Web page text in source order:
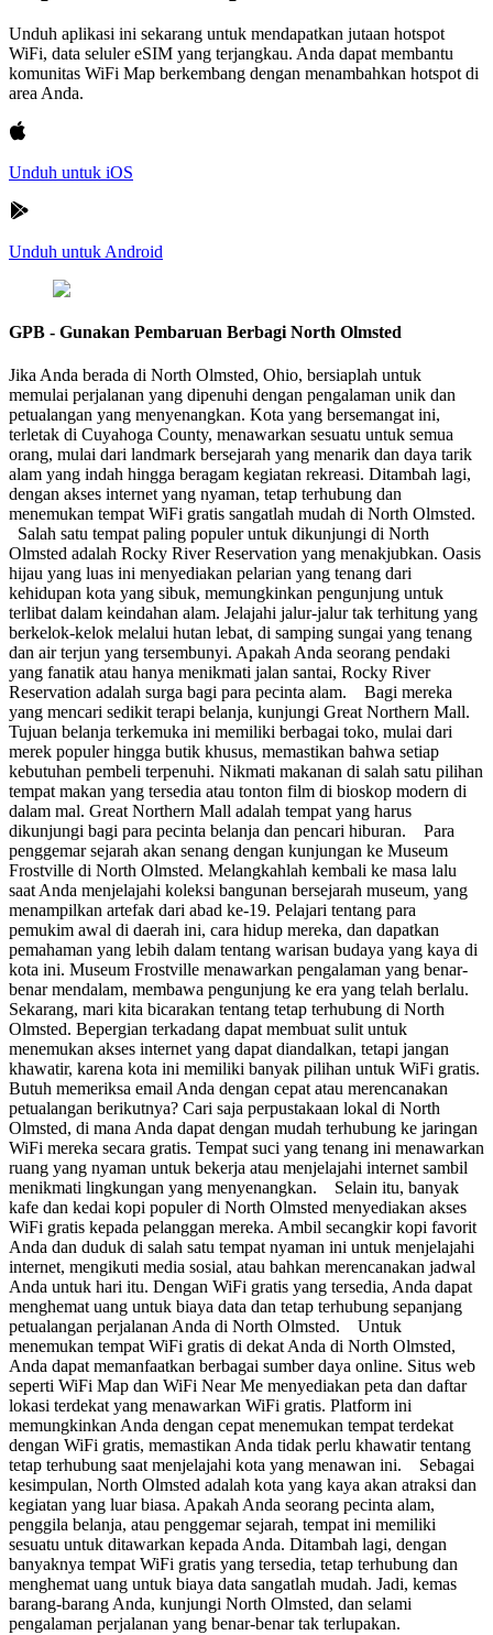
Unduh aplikasi ini sekarang untuk mendapatkan jutaan hotspot
WiFi, data seluler eSIM yang terjangkau. Anda dapat membantu
komunitas WiFi Map berkembang dengan menambahkan hotspot di
area Anda.
Unduh untuk iOS
Unduh untuk Android
GPB - Gunakan Pembaruan Berbagi North Olmsted
Jika Anda berada di North Olmsted, Ohio, bersiaplah untuk
memulai perjalanan yang dipenuhi dengan pengalaman unik dan
petualangan yang menyenangkan. Kota yang bersemangat ini,
terletak di Cuyahoga County, menawarkan sesuatu untuk semua
orang, mulai dari landmark bersejarah yang menarik dan daya tarik
alam yang indah hingga beragam kegiatan rekreasi. Ditambah lagi,
dengan akses internet yang nyaman, tetap terhubung dan
menemukan tempat WiFi gratis sangatlah mudah di North Olmsted.
Salah satu tempat paling populer untuk dikunjungi di North
Olmsted adalah Rocky River Reservation yang menakjubkan. Oasis
hijau yang luas ini menyediakan pelarian yang tenang dari
kehidupan kota yang sibuk, memungkinkan pengunjung untuk
terlibat dalam keindahan alam. Jelajahi jalur-jalur tak terhitung yang
berkelok-kelok melalui hutan lebat, di samping sungai yang tenang
dan air terjun yang tersembunyi. Apakah Anda seorang pendaki
yang fanatik atau hanya menikmati jalan santai, Rocky River
Reservation adalah surga bagi para pecinta alam. Bagi mereka
yang mencari sedikit terapi belanja, kunjungi Great Northern Mall.
Tujuan belanja terkemuka ini memiliki berbagai toko, mulai dari
merek populer hingga butik khusus, memastikan bahwa setiap
kebutuhan pembeli terpenuhi. Nikmati makanan di salah satu pilihan
tempat makan yang tersedia atau tonton film di bioskop modern di
dalam mal. Great Northern Mall adalah tempat yang harus
dikunjungi bagi para pecinta belanja dan pencari hiburan. Para
penggemar sejarah akan senang dengan kunjungan ke Museum
Frostville di North Olmsted. Melangkahlah kembali ke masa lalu
saat Anda menjelajahi koleksi bangunan bersejarah museum, yang
menampilkan artefak dari abad ke-19. Pelajari tentang para
pemukim awal di daerah ini, cara hidup mereka, dan dapatkan
pemahaman yang lebih dalam tentang warisan budaya yang kaya di
kota ini. Museum Frostville menawarkan pengalaman yang benar-
benar mendalam, membawa pengunjung ke era yang telah berlalu.
Sekarang, mari kita bicarakan tentang tetap terhubung di North
Olmsted. Bepergian terkadang dapat membuat sulit untuk
menemukan akses internet yang dapat diandalkan, tetapi jangan
khawatir, karena kota ini memiliki banyak pilihan untuk WiFi gratis.
Butuh memeriksa email Anda dengan cepat atau merencanakan
petualangan berikutnya? Cari saja perpustakaan lokal di North
Olmsted, di mana Anda dapat dengan mudah terhubung ke jaringan
WiFi mereka secara gratis. Tempat suci yang tenang ini menawarkan
ruang yang nyaman untuk bekerja atau menjelajahi internet sambil
menikmati lingkungan yang menyenangkan. Selain itu, banyak
kafe dan kedai kopi populer di North Olmsted menyediakan akses
WiFi gratis kepada pelanggan mereka. Ambil secangkir kopi favorit
Anda dan duduk di salah satu tempat nyaman ini untuk menjelajahi
internet, mengikuti media sosial, atau bahkan merencanakan jadwal
Anda untuk hari itu. Dengan WiFi gratis yang tersedia, Anda dapat
menghemat uang untuk biaya data dan tetap terhubung sepanjang
petualangan perjalanan Anda di North Olmsted. Untuk
menemukan tempat WiFi gratis di dekat Anda di North Olmsted,
Anda dapat memanfaatkan berbagai sumber daya online. Situs web
seperti WiFi Map dan WiFi Near Me menyediakan peta dan daftar
lokasi terdekat yang menawarkan WiFi gratis. Platform ini
memungkinkan Anda dengan cepat menemukan tempat terdekat
dengan WiFi gratis, memastikan Anda tidak perlu khawatir tentang
tetap terhubung saat menjelajahi kota yang menawan ini. Sebagai
kesimpulan, North Olmsted adalah kota yang kaya akan atraksi dan
kegiatan yang luar biasa. Apakah Anda seorang pecinta alam,
penggila belanja, atau penggemar sejarah, tempat ini memiliki
sesuatu untuk ditawarkan kepada Anda. Ditambah lagi, dengan
banyaknya tempat WiFi gratis yang tersedia, tetap terhubung dan
menghemat uang untuk biaya data sangatlah mudah. Jadi, kemas
barang-barang Anda, kunjungi North Olmsted, dan selami
pengalaman perjalanan yang benar-benar tak terlupakan.